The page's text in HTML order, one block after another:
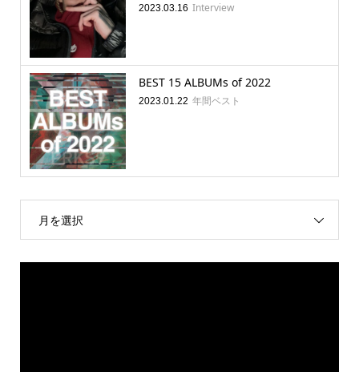
2023.03.16 Interview
BEST 15 ALBUMs of 2022
2023.01.22 年間ベスト
月を選択